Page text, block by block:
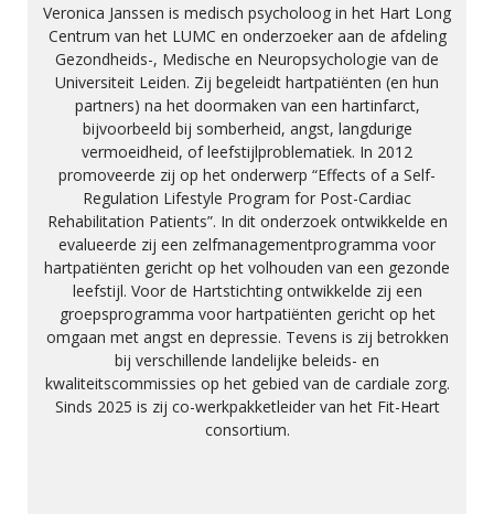
Veronica Janssen is medisch psycholoog in het Hart Long
Centrum van het LUMC en onderzoeker aan de afdeling
Gezondheids-, Medische en Neuropsychologie van de
Universiteit Leiden. Zij begeleidt hartpatiënten (en hun
partners) na het doormaken van een hartinfarct,
bijvoorbeeld bij somberheid, angst, langdurige
vermoeidheid, of leefstijlproblematiek. In 2012
promoveerde zij op het onderwerp “Effects of a Self-
Regulation Lifestyle Program for Post-Cardiac
Rehabilitation Patients”. In dit onderzoek ontwikkelde en
evalueerde zij een zelfmanagementprogramma voor
hartpatiënten gericht op het volhouden van een gezonde
leefstijl. Voor de Hartstichting ontwikkelde zij een
groepsprogramma voor hartpatiënten gericht op het
omgaan met angst en depressie. Tevens is zij betrokken
bij verschillende landelijke beleids- en
kwaliteitscommissies op het gebied van de cardiale zorg.
Sinds 2025 is zij co-werkpakketleider van het Fit-Heart
consortium.